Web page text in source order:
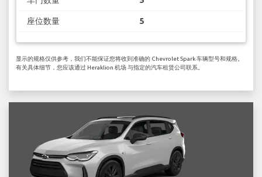
座位数量 5
显示的规格仅供参考，我们不能保证您将收到准确的 Chevrolet Spark 车辆型号和规格。
有关具体细节，您应该通过 Heraklion 机场 与指定的汽车租赁公司联系。